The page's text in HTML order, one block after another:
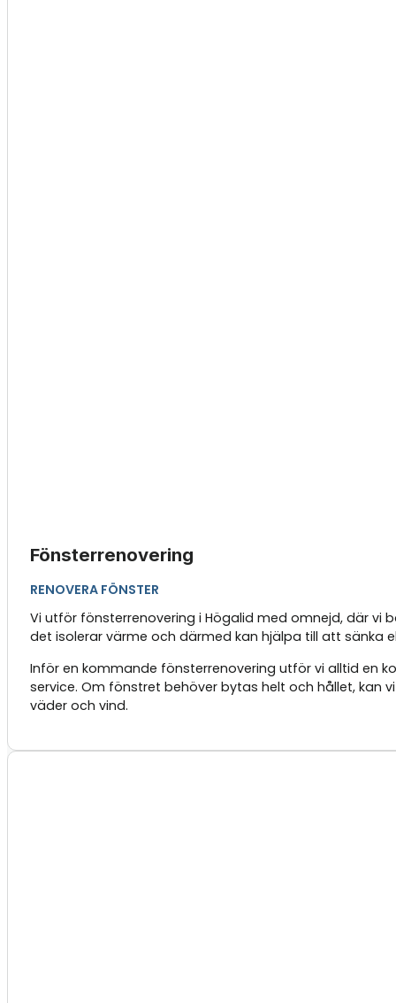
Fönsterrenovering
RENOVERA FÖNSTER
Vi utför fönsterrenovering i Högalid med omnejd, där vi
det isolerar värme och därmed kan hjälpa till att sänka
Inför en kommande fönsterrenovering utför vi alltid en
service. Om fönstret behöver bytas helt och hållet,
väder och vind.